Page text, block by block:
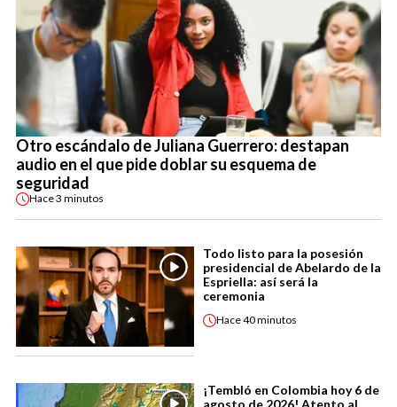
Otro escándalo de Juliana Guerrero: destapan
audio en el que pide doblar su esquema de
seguridad
Hace3 minutos
Todo listo para la posesión
presidencial de Abelardo de la
Espriella: así será la
ceremonia
Hace40 minutos
¡Tembló en Colombia hoy 6 de
agosto de 2026! Atento al